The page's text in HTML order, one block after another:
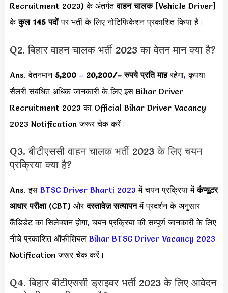
Recruitment 2023) के अंतर्गतवाहन चालक[Vehicle Driver]
केकुल 145 पदोंपर भर्ती के लिए नोटिफिकेशन प्रकाशित किया है।
Q2. बिहार वाहन चालक भर्ती 2023 का वेतन मान क्या है?
Ans. वेतनमान 5,200 – 20,200/– रुपये प्रति माहरहेगा, कृपया
सैलरी संबंधित अधिक जानकारी के लिए इस Bihar Driver
Recruitment 2023 का Official Bihar Driver Vacancy
2023 Notification जरूर चेक करें।
Q3. बीटीएससी वाहन चालक भर्ती 2023 के लिए चयन
प्रक्रिया क्या है?
Ans. इस BTSC Driver Bharti 2023में चयन प्रक्रिया मेंकंप्यूटर
आधार परीक्षा(CBT) औरदस्तावेज़ सत्यापन में प्रदर्शन के अनुसार
कैंडिडेट का सिलेक्शन होगा, चयन प्रक्रिया की सम्पूर्ण जानकारी के लिए
नीचे प्रकाशित ऑफीशियल Bihar BTSC Driver Vacancy 2023
Notification जरूर चेक करें।
Q4. बिहार बीटीएससी ड्राइवर भर्ती 2023 के लिए आवेदन